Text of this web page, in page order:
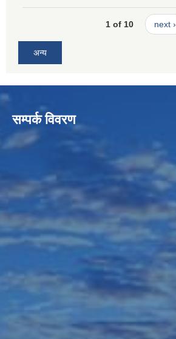
1 of 10 next ›
अन्य
सम्पर्क विवरण